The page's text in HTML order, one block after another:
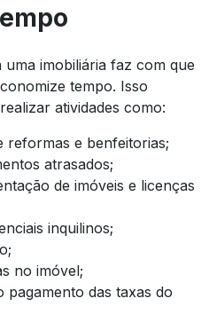
uma imobiliária faz com que
tempo. Isso
atividades como:
reformas e benfeitorias;
atrasados;
de imóveis e licenças
inquilinos;
no imóvel;
pagamento das taxas do